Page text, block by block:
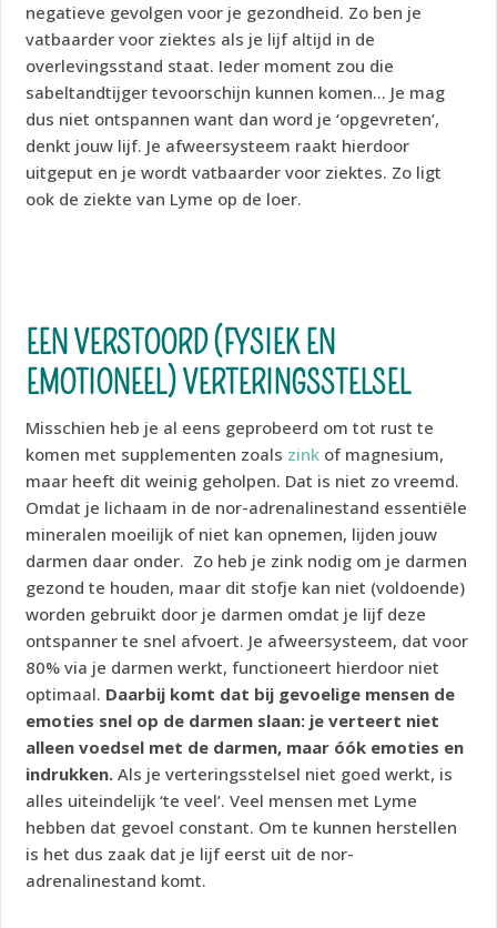
negatieve gevolgen voor je gezondheid. Zo ben je
vatbaarder voor ziektes als je lijf altijd in de
overlevingsstand staat. Ieder moment zou die
sabeltandtijger tevoorschijn kunnen komen… Je mag
dus niet ontspannen want dan word je ‘opgevreten’,
denkt jouw lijf. Je afweersysteem raakt hierdoor
uitgeput en je wordt vatbaarder voor ziektes. Zo ligt
ook de ziekte van Lyme op de loer.
EEN VERSTOORD (FYSIEK EN
EMOTIONEEL) VERTERINGSSTELSEL
Misschien heb je al eens geprobeerd om tot rust te
komen met supplementen zoals zink of magnesium,
maar heeft dit weinig geholpen. Dat is niet zo vreemd.
Omdat je lichaam in de nor-adrenalinestand essentiële
mineralen moeilijk of niet kan opnemen, lijden jouw
darmen daar onder. Zo heb je zink nodig om je darmen
gezond te houden, maar dit stofje kan niet (voldoende)
worden gebruikt door je darmen omdat je lijf deze
ontspanner te snel afvoert. Je afweersysteem, dat voor
80% via je darmen werkt, functioneert hierdoor niet
optimaal. Daarbij komt dat bij gevoelige mensen de
emoties snel op de darmen slaan: je verteert niet
alleen voedsel met de darmen, maar óók emoties en
indrukken. Als je verteringsstelsel niet goed werkt, is
alles uiteindelijk ‘te veel’. Veel mensen met Lyme
hebben dat gevoel constant. Om te kunnen herstellen
is het dus zaak dat je lijf eerst uit de nor-
adrenalinestand komt.